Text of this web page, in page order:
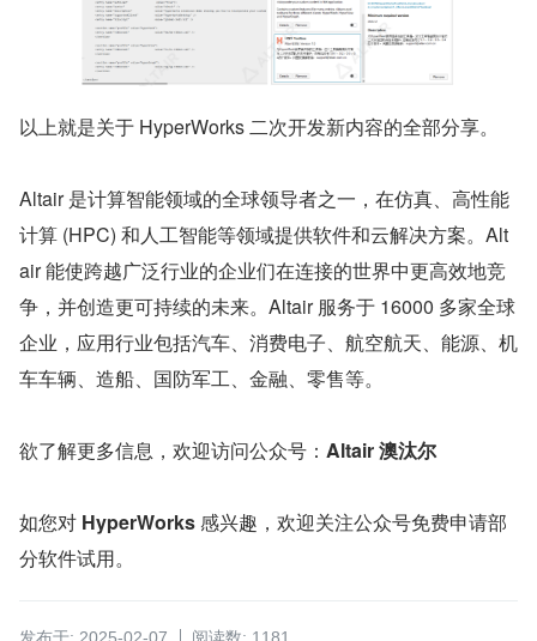
以上就是关于 HyperWorks 二次开发新内容的全部分享。
Altair 是计算智能领域的全球领导者之一，在仿真、高性能
计算 (HPC) 和人工智能等领域提供软件和云解决方案。Alt
air 能使跨越广泛行业的企业们在连接的世界中更高效地竞
争，并创造更可持续的未来。Altair 服务于 16000 多家全球
企业，应用行业包括汽车、消费电子、航空航天、能源、机
车车辆、造船、国防军工、金融、零售等。
欲了解更多信息，欢迎访问公众号： Altair 澳汰尔
如您对 HyperWorks 感兴趣，欢迎关注公众号免费申请部
分软件试用。